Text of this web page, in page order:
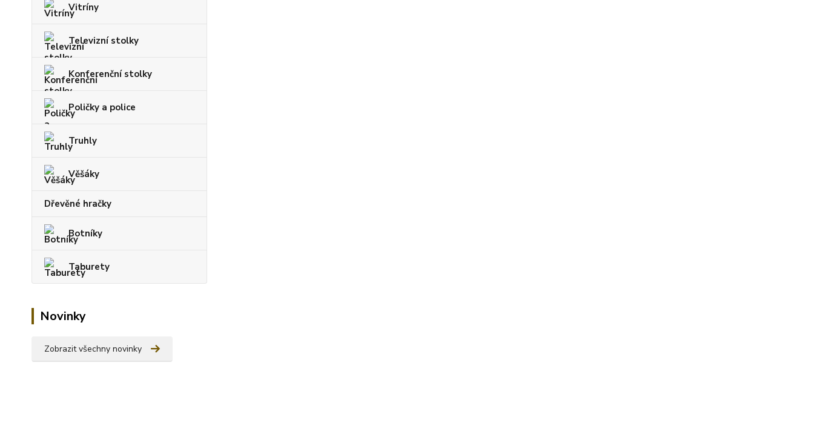
Vitríny
Televizní stolky
Konferenční stolky
Poličky a police
Truhly
Věšáky
Dřevěné hračky
Botníky
Taburety
Novinky
Zobrazit všechny novinky